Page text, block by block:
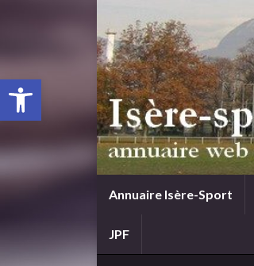
Ouvrir la barre d’outils
Annuaire Isère-Sport
JPF